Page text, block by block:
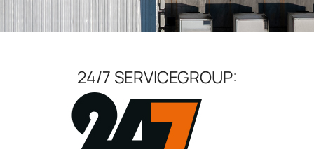
24/7 SERVICEGROUP: